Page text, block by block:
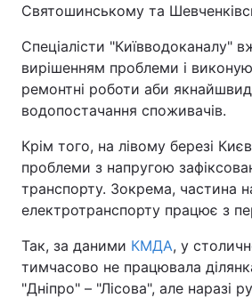
Святошинському та
Спеціалісти "Київводоканалу"
вирішенням проблеми і
ремонтні роботи аби
водопостачання споживачів.
Крім того, на лівому березі
проблеми з напругою
транспорту. Зокрема, частина
електротранспорту працює з
Так, за даними КМДА, у
тимчасово не працювала
"Дніпро" – "Лісова", але наразі